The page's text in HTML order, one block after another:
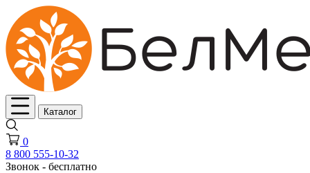
Каталог
0
8 800 555-10-32
Звонок - бесплатно